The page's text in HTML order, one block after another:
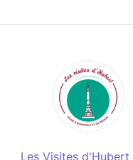
Les Visites d'Hubert